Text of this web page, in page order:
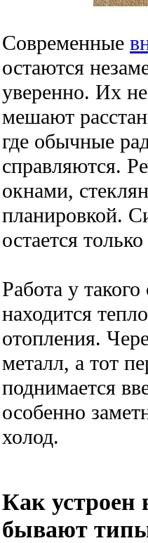
Современные
остаются
уверенно. Их
мешают
где обычные
справляются.
окнами,
планировкой.
остается
Работа у
находится
отопления.
металл, а тот
поднимается
особенно
холод.
Как устроен
бывают